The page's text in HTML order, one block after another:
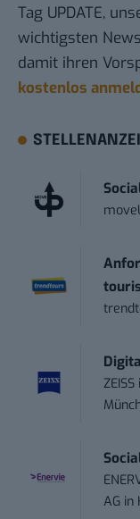
Tag UPDATE,
wichtigsten
damit ihren
kostenlos
ZEISS
AG in